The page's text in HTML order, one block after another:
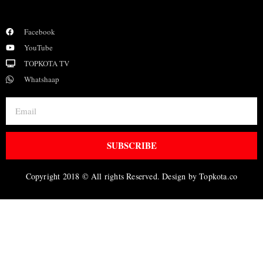
Facebook
YouTube
TOPKOTA TV
Whatshaap
SUBSCRIBE
Copyright 2018 © All rights Reserved. Design by Topkota.co